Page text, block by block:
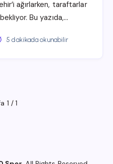
ağırlarken, taraftarlar
Bu yazıda,…
5 dakikada okunabilir
1 / 1